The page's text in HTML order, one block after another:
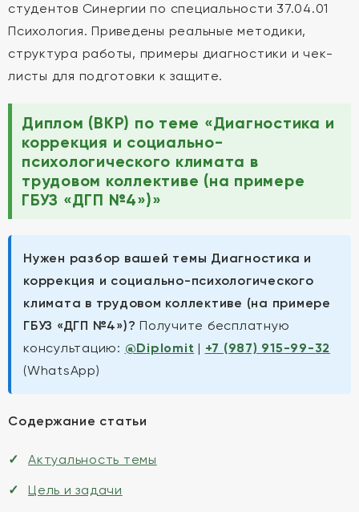
студентов Синергии по специальности 37.04.01
Психология. Приведены реальные методики,
структура работы, примеры диагностики и чек-
листы для подготовки к защите.
Диплом (ВКР) по теме «Диагностика и
коррекция и социально-
психологического климата в
трудовом коллективе (на примере
ГБУЗ «ДГП №4»)»
Нужен разбор вашей темы Диагностика и
коррекция и социально-психологического
климата в трудовом коллективе (на примере
ГБУЗ «ДГП №4»)? Получите бесплатную
консультацию: @Diplomit | +7 (987) 915-99-32
(WhatsApp)
Содержание статьи
Актуальность темы
Цель и задачи